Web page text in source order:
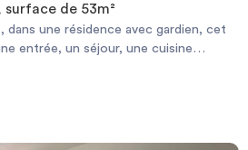
de 53m²
dans une résidence avec gardien, cet
entrée, un séjour, une cuisine
une salle de bains. L'appartement
est collectif. N'hésitez pas à
Les informations sur les